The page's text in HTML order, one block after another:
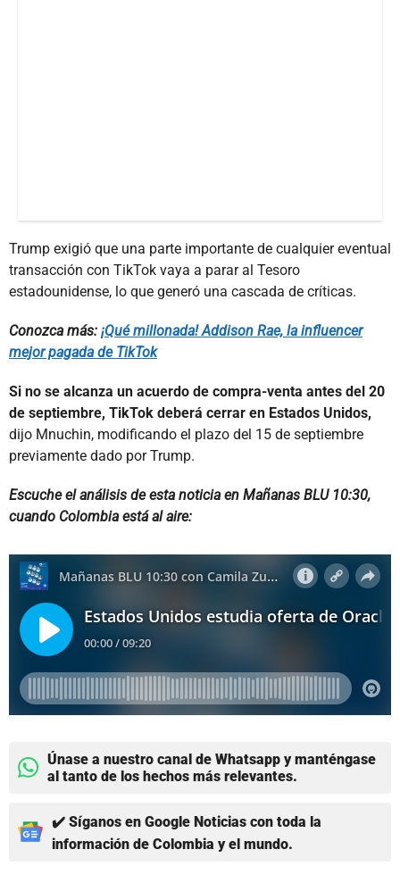
Trump exigió que una parte importante de cualquier eventual
transacción con TikTok vaya a parar al Tesoro
estadounidense, lo que generó una cascada de críticas.
Conozca más: ¡Qué millonada! Addison Rae, la influencer
mejor pagada de TikTok
Si no se alcanza un acuerdo de compra-venta antes del 20
de septiembre, TikTok deberá cerrar en Estados Unidos,
dijo Mnuchin, modificando el plazo del 15 de septiembre
previamente dado por Trump.
Escuche el análisis de esta noticia en Mañanas BLU 10:30,
cuando Colombia está al aire:
Únase a nuestro canal de Whatsapp y manténgase
al tanto de los hechos más relevantes.
✔️ Síganos en Google Noticias con toda la
información de Colombia y el mundo.